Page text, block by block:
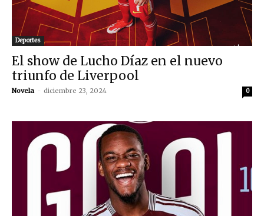
Deportes
El show de Lucho Díaz en el nuevo
triunfo de Liverpool
Novela - diciembre 23, 2024 0